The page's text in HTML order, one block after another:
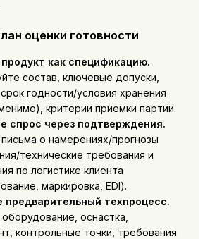
оценки готовности
как спецификацию.
состав, ключевые допуски,
годности/условия хранения
критерии приемки партии.
спрос через подтверждения.
о намерениях/прогнозы
технические требования и
по логистике клиента
маркировка, EDI).
предварительный техпроцесс.
оснастка,
контрольные точки, требования